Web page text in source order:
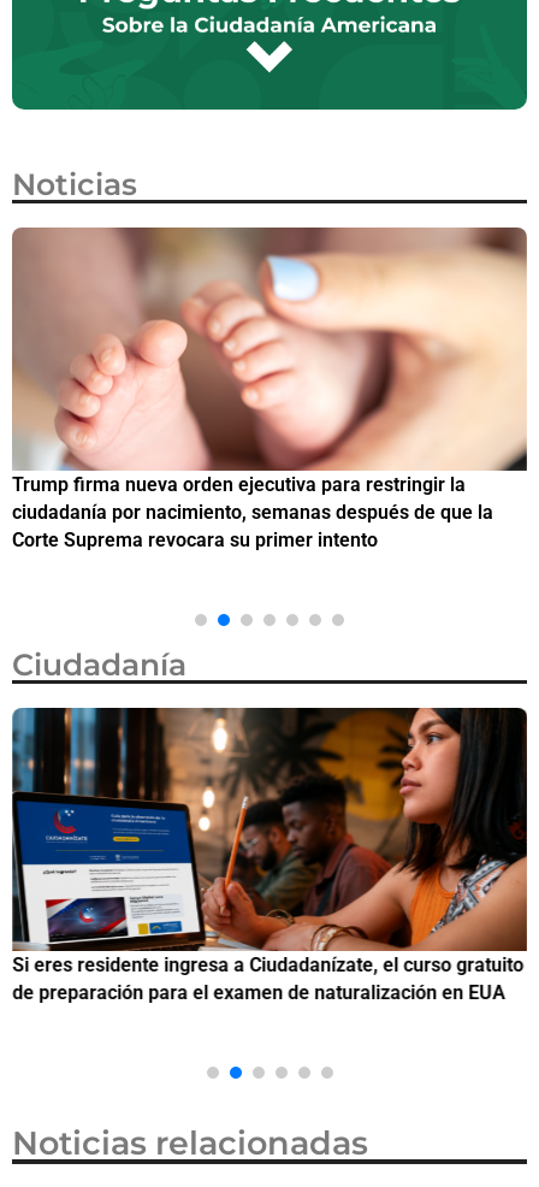
Noticias
Trump firma nueva orden ejecutiva para restringir la
ciudadanía por nacimiento, semanas después de que la
Corte Suprema revocara su primer intento
Ciudadanía
Si eres residente ingresa a Ciudadanízate, el curso gratuito
de preparación para el examen de naturalización en EUA
Noticias relacionadas